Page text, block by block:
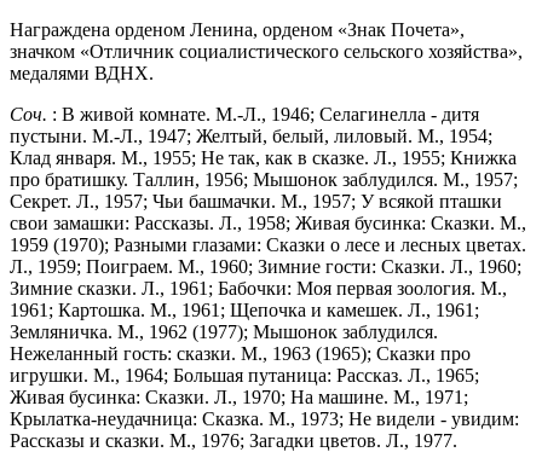
Награждена орденом Ленина, орденом «Знак Почета»,
значком «Отличник социалистического сельского хозяйства»,
медалями ВДНХ.
Соч. : В живой комнате. М.-Л., 1946; Селагинелла - дитя
пустыни. М.-Л., 1947; Желтый, белый, лиловый. М., 1954;
Клад января. М., 1955; Не так, как в сказке. Л., 1955; Книжка
про братишку. Таллин, 1956; Мышонок заблудился. М., 1957;
Секрет. Л., 1957; Чьи башмачки. М., 1957; У всякой пташки
свои замашки: Рассказы. Л., 1958; Живая бусинка: Сказки. М.,
1959 (1970); Разными глазами: Сказки о лесе и лесных цветах.
Л., 1959; Поиграем. М., 1960; Зимние гости: Сказки. Л., 1960;
Зимние сказки. Л., 1961; Бабочки: Моя первая зоология. М.,
1961; Картошка. М., 1961; Щепочка и камешек. Л., 1961;
Земляничка. М., 1962 (1977); Мышонок заблудился.
Нежеланный гость: сказки. М., 1963 (1965); Сказки про
игрушки. М., 1964; Большая путаница: Рассказ. Л., 1965;
Живая бусинка: Сказки. Л., 1970; На машине. М., 1971;
Крылатка-неудачница: Сказка. М., 1973; Не видели - увидим:
Рассказы и сказки. М., 1976; Загадки цветов. Л., 1977.